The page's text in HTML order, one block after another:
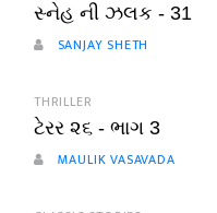
સ્નેહ ની ઝલક - 31
SANJAY SHETH
THRILLER
ટેરર ૨૬ - ભાગ 3
MAULIK VASAVADA